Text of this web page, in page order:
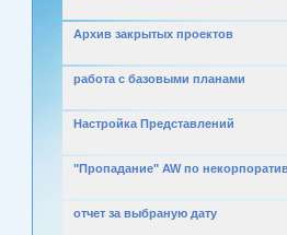
Архив закрытых проектов
работа с базовыми планами
Настройка Представлений
"Пропадание" AW по
отчет за выбраную дату